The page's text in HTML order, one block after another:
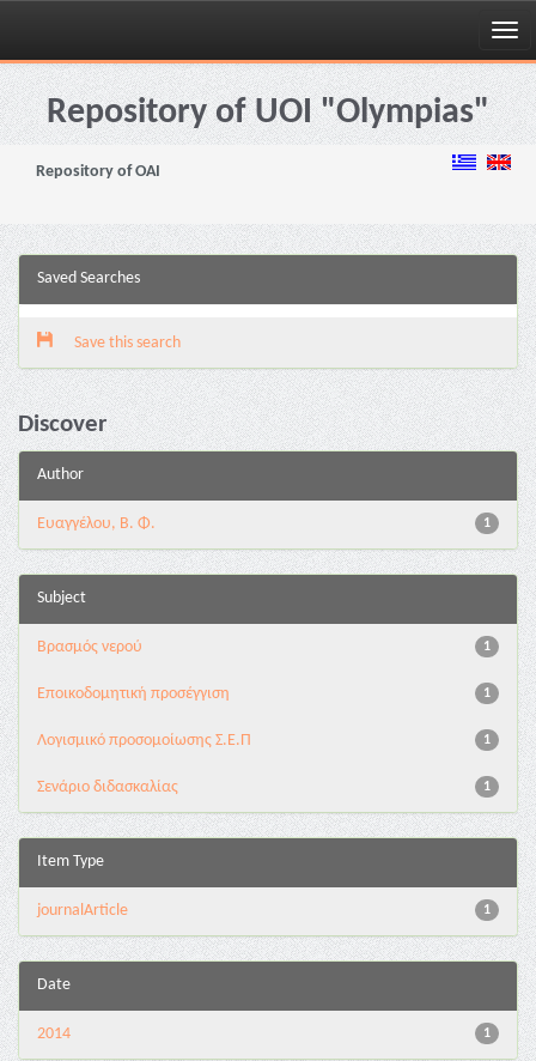
Skip
navigationRepository of UOI "Olympias"
Repository of OAI
Saved Searches
Save this search
Discover
Author
1
Ευαγγέλου, Β. Φ.
Subject
1
Βρασμός νερού
1
Εποικοδομητική προσέγγιση
1
Λογισμικό προσομοίωσης Σ.Ε.Π
1
Σενάριο διδασκαλίας
Item Type
1
journalArticle
Date
1
2014